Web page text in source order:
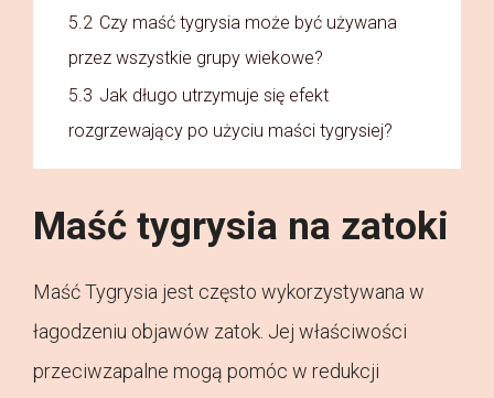
5.2 Czy maść tygrysia może być używana
przez wszystkie grupy wiekowe?
5.3 Jak długo utrzymuje się efekt
rozgrzewający po użyciu maści tygrysiej?
Maść tygrysia na zatoki
Maść Tygrysia jest często wykorzystywana w
łagodzeniu objawów zatok. Jej właściwości
przeciwzapalne mogą pomóc w redukcji